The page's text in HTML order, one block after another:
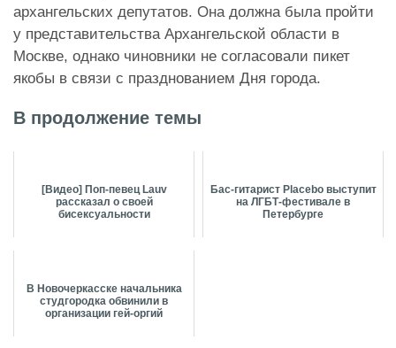
архангельских депутатов. Она должна была пройти
у представительства Архангельской области в
Москве, однако чиновники не согласовали пикет
якобы в связи с празднованием Дня города.
В продолжение темы
[Видео] Поп-певец Lauv
рассказал о своей
бисексуальности
Бас-гитарист Placebo выступит
на ЛГБТ-фестивале в
Петербурге
В Новочеркасске начальника
студгородка обвинили в
организации гей-оргий